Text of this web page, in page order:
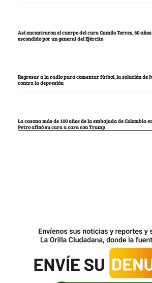
Así encontraron el cuerpo del cura Camilo Torres, 60
escondido por un general del Ejército
Regresar a la radio para comentar fútbol, la solución de
contra la depresión
La casona más de 100 años de la embajada de Colombia
Petro afinó su cara a cara con Trump